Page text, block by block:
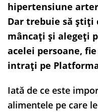
hipertensiune
Dar trebuie să știți
mâncați și alegeți
acelei persoane,
intrați pe Platforma
Iată de ce este
alimentele pe care